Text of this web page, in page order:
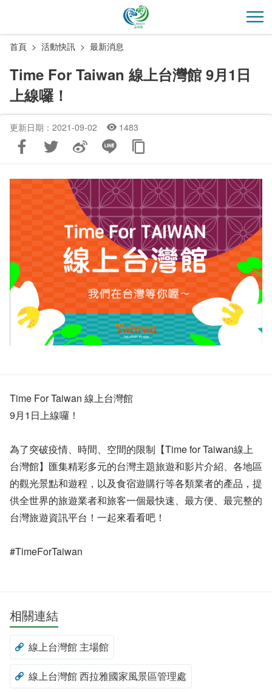
主
開
首頁 活動快訊 最新消息
Time For Taiwan 線上台灣館 9月1日
上線囉！
更新日期：2021-09-02 1483
Time For Taiwan 線上台灣館
9月1日上線囉！
為了突破疫情、時間、空間的限制【Time for Taiwan線上
台灣館】匯集精彩多元的台灣主題旅遊和影片介紹、各地區
的觀光景點和遊程，以及食宿遊購行等各類業者的產品，提
供全世界的旅遊業者和旅客一個最快速、最方便、最完整的
台灣旅遊資訊平台！一起來看看吧！
#TimeForTaiwan
相關連結
線上台灣館 主場館
線上台灣館 西拉雅國家風景區管理處